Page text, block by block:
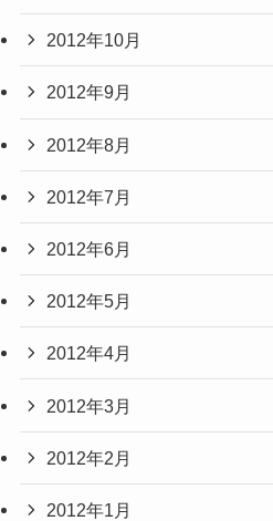
2012年10月
2012年9月
2012年8月
2012年7月
2012年6月
2012年5月
2012年4月
2012年3月
2012年2月
2012年1月